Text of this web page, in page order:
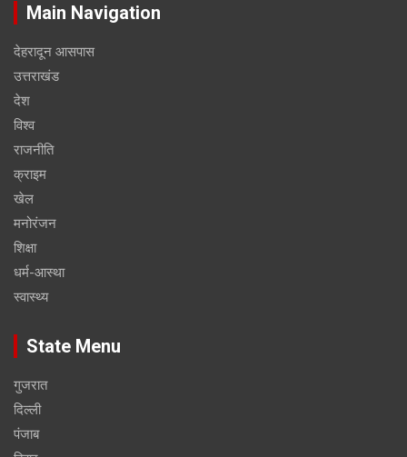
Main Navigation
देहरादून आसपास
उत्तराखंड
देश
विश्व
राजनीति
क्राइम
खेल
मनोरंजन
शिक्षा
धर्म-आस्था
स्वास्थ्य
State Menu
गुजरात
दिल्ली
पंजाब